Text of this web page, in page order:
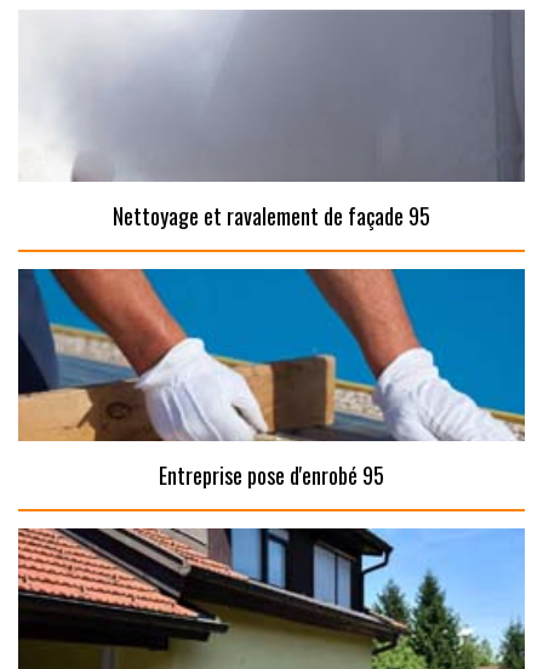
Nettoyage et ravalement de façade 95
Entreprise pose d'enrobé 95